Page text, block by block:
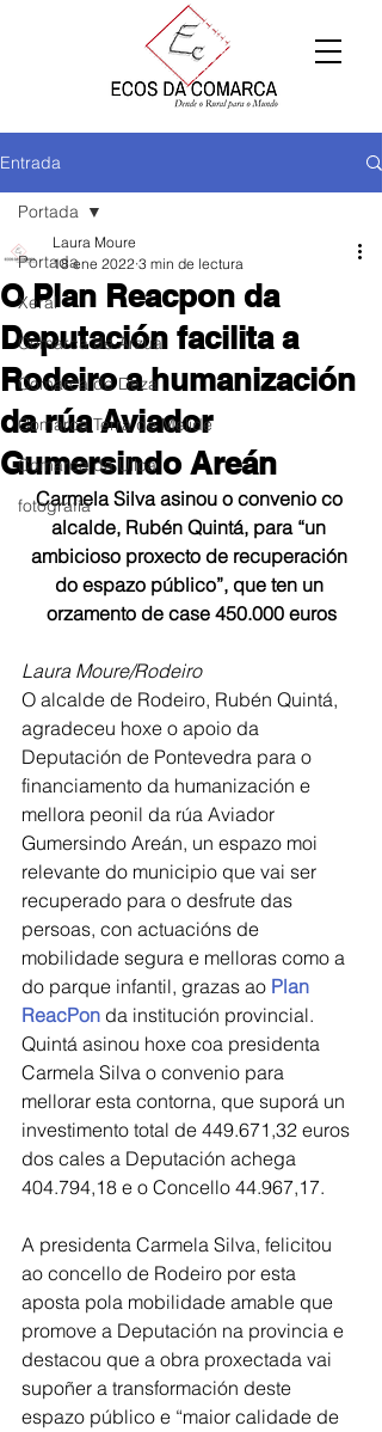
Entrada
Portada
Xeral
Comarca de Arzúa
Comarca de Deza
Comarca Terra de Melide
Comarca da Ulloa
fotografía
Portada
O Plan Reacpon da
Deputación facilita a
Rodeiro a humanización
da rúa Aviador
Gumersindo Areán
Laura Moure
18 ene 2022 3 min de lectura
Carmela Silva asinou o convenio co
alcalde, Rubén Quintá, para “un
ambicioso proxecto de recuperación
do espazo público”, que ten un
orzamento de case 450.000 euros
Laura Moure/Rodeiro
O alcalde de Rodeiro, Rubén Quintá,
agradeceu hoxe o apoio da
Deputación de Pontevedra para o
financiamento da humanización e
mellora peonil da rúa Aviador
Gumersindo Areán, un espazo moi
relevante do municipio que vai ser
recuperado para o desfrute das
persoas, con actuacións de
mobilidade segura e melloras como a
do parque infantil, grazas ao Plan
ReacPon da institución provincial.
Quintá asinou hoxe coa presidenta
Carmela Silva o convenio para
mellorar esta contorna, que suporá un
investimento total de 449.671,32 euros
dos cales a Deputación achega
404.794,18 e o Concello 44.967,17.
A presidenta Carmela Silva, felicitou
ao concello de Rodeiro por esta
aposta pola mobilidade amable que
promove a Deputación na provincia e
destacou que a obra proxectada vai
supoñer a transformación deste
espazo público e “maior calidade de